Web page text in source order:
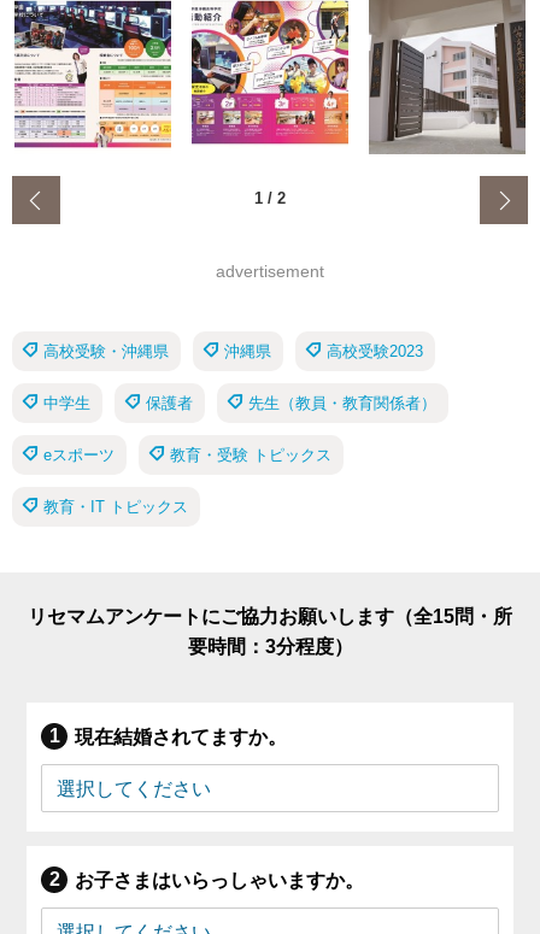
1 / 2
advertisement
高校受験・沖縄県 沖縄県 高校受験2023
中学生 保護者 先生（教員・教育関係者）
eスポーツ 教育・受験 トピックス
教育・IT トピックス
リセマムアンケートにご協力お願いします（全15問・所
要時間：3分程度）
現在結婚されてますか。
お子さまはいらっしゃいますか。